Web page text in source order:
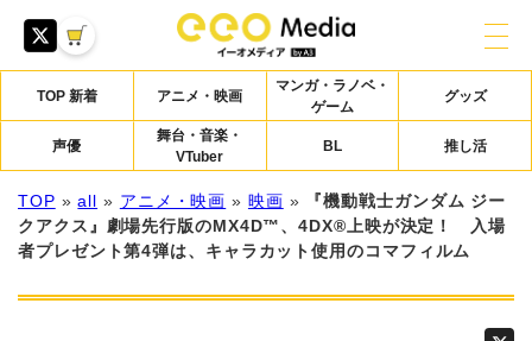
TOP 新着 アニメ・映画
マンガ・ラノベ・
ゲーム
グッズ
声優
舞台・音楽・
VTuber
BL 推し活
TOP »all » アニメ・映画 » 映画 »
『機動戦士ガンダム ジー
クアクス』劇場先行版のMX4D™、4DX®上映が決定！ 入場
者プレゼント第4弾は、キャラカット使用のコマフィルム